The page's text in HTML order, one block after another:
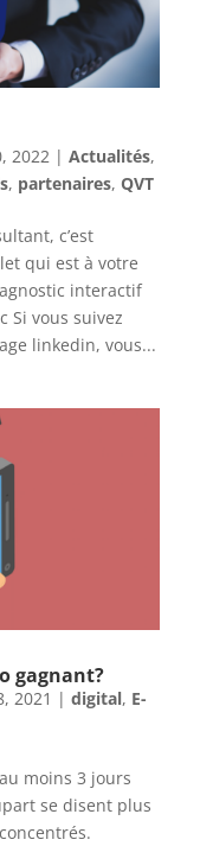
2022 | Actualités,
, partenaires, QVT
c’est
qui est à votre
interactif
Si vous suivez
linkedin, vous...
gagnant?
2021 | digital, E-
moins 3 jours
se disent plus